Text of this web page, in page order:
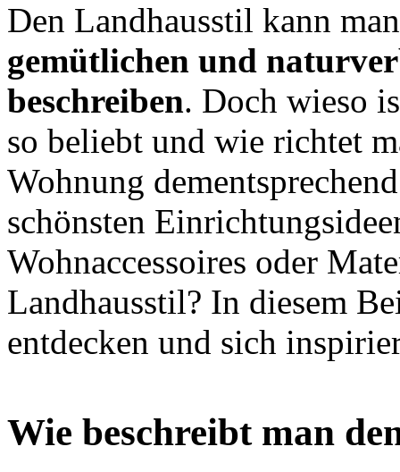
Den Landhausstil kann
gemütlichen und
beschreiben. Doch wieso
so beliebt und wie richtet
Wohnung
schönsten
Wohnaccessoires oder
Landhausstil? In diesem
entdecken und sich
Wie beschreibt man